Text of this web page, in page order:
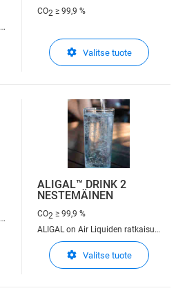
CO2 ≥ 99,9 %
Valitse tuote
ALIGAL™ DRINK 2
NESTEMÄINEN
CO2 ≥ 99,9 %
ALIGAL on Air Liquiden ratkaisu
elintarvikekäyttöön
Valitse tuote